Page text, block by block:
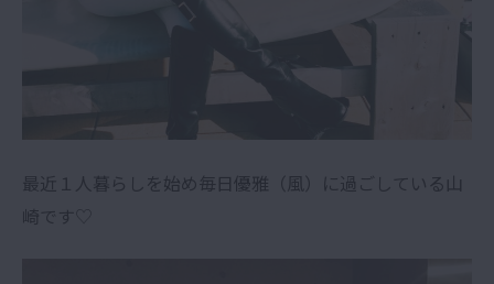
最近１人暮らしを始め毎日優雅（風）に過ごしている山
崎です♡